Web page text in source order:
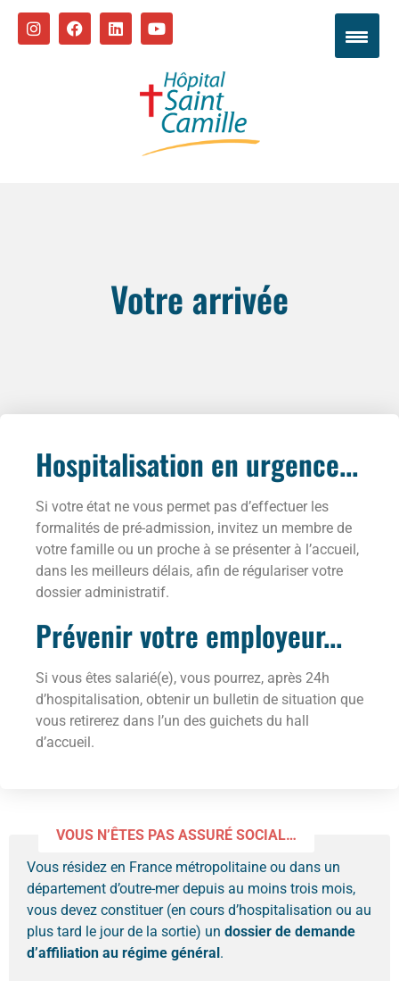
Votre arrivée
Hospitalisation en urgence...
Si votre état ne vous permet pas d’effectuer les
formalités de pré-admission, invitez un membre de
votre famille ou un proche à se présenter à l’accueil,
dans les meilleurs délais, afin de régulariser votre
dossier administratif.
Prévenir votre employeur...
Si vous êtes salarié(e), vous pourrez, après 24h
d’hospitalisation, obtenir un bulletin de situation que
vous retirerez dans l’un des guichets du hall
d’accueil.
VOUS N’ÊTES PAS ASSURÉ SOCIAL…
Vous résidez en France métropolitaine ou dans un
département d’outre-mer depuis au moins trois mois,
vous devez constituer (en cours d’hospitalisation ou au
plus tard le jour de la sortie) un dossier de demande
d’affiliation au régime général.